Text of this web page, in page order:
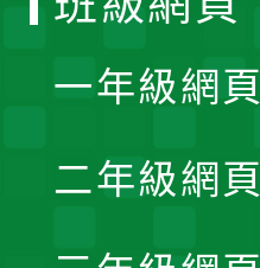
一年級網頁
二年級網頁